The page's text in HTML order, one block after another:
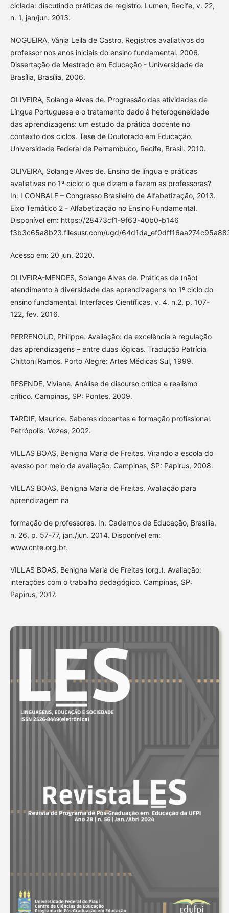
ciclada: discutindo práticas de registro. Lumen, Recife, v. 22,
n. 1, jan/jun. 2013.
NOGUEIRA, Vânia Leila de Castro. Registros avaliativos do
professor nos anos iniciais do ensino fundamental. 2006.
Dissertação de Mestrado em Educação - Universidade de
Brasília, Brasília, 2006.
OLIVEIRA, Solange Alves de. Progressão das atividades de
Língua Portuguesa e o tratamento dado à heterogeneidade
das aprendizagens: um estudo da prática docente no
contexto dos ciclos. Tese de Doutorado em Educação.
Universidade Federal de Pernambuco, Recife, Brasil. 2010.
OLIVEIRA, Solange Alves de. Ensino de língua e práticas
avaliativas no 1º ciclo: o que dizem e fazem as professoras?
In: I CONBALF – Congresso Brasileiro de Alfabetização, 2013.
Eixo Temático 2 - Alfabetização no Ensino Fundamental.
Disponível em: https://28473cf1-9f63-40b0-b146
f3b3c65a8b23.filesusr.com/ugd/
Acesso em: 20 jun. 2020.
OLIVEIRA-MENDES, Solange Alves de. Práticas de (não)
atendimento à diversidade das aprendizagens no 1º ciclo do
ensino fundamental. Interfaces Científicas, v. 4. n.2, p. 107-
122, fev. 2016.
PERRENOUD, Philippe. Avaliação: da excelência à regulação
das aprendizagens – entre duas lógicas. Tradução Patrícia
Chittoni Ramos. Porto Alegre: Artes Médicas Sul, 1999.
RESENDE, Viviane. Análise de discurso crítica e realismo
crítico. Campinas, SP: Pontes, 2009.
TARDIF, Maurice. Saberes docentes e formação profissional.
Petrópolis: Vozes, 2002.
VILLAS BOAS, Benigna Maria de Freitas. Virando a escola do
avesso por meio da avaliação. Campinas, SP: Papirus, 2008.
VILLAS BOAS, Benigna Maria de Freitas. Avaliação para
aprendizagem na
formação de professores. In: Cadernos de Educação, Brasília,
n. 26, p. 57-77, jan./jun. 2014. Disponível em:
www.cnte.org.br.
VILLAS BOAS, Benigna Maria de Freitas (org.). Avaliação:
interações com o trabalho pedagógico. Campinas, SP:
Papirus, 2017.